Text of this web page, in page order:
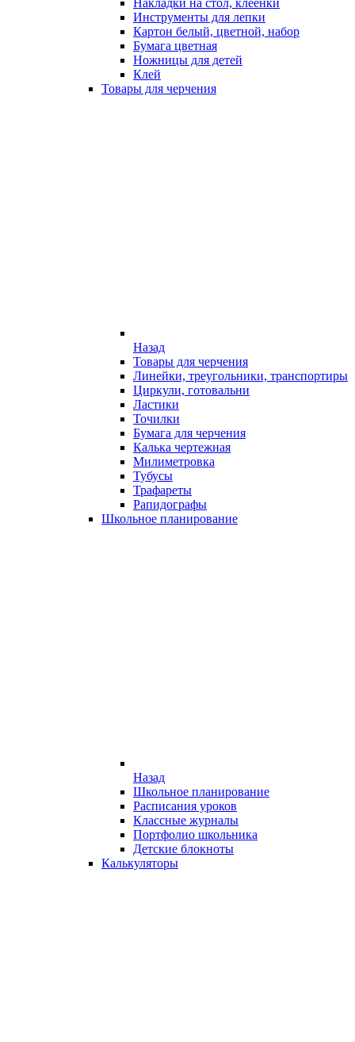
Накладки на стол, клеёнки
Инструменты для лепки
Картон белый, цветной, набор
Бумага цветная
Ножницы для детей
Клей
Товары для черчения
Назад
Товары для черчения
Линейки, треугольники, транспортиры
Циркули, готовальни
Ластики
Точилки
Бумага для черчения
Калька чертежная
Милиметровка
Тубусы
Трафареты
Рапидографы
Школьное планирование
Назад
Школьное планирование
Расписания уроков
Классные журналы
Портфолио школьника
Детские блокноты
Калькуляторы